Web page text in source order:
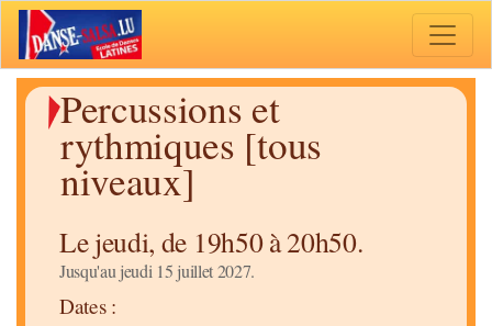
Percussions et
rythmiques [tous
niveaux]
Le jeudi, de 19h50 à 20h50.
Jusqu'au jeudi 15 juillet 2027.
Dates :